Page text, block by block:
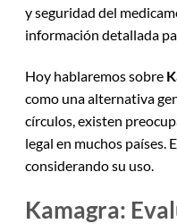
y seguridad del
información detallada
Hoy hablaremos sobre
como una alternativa
círculos, existen
legal en muchos países.
considerando su uso.
Kamagra: